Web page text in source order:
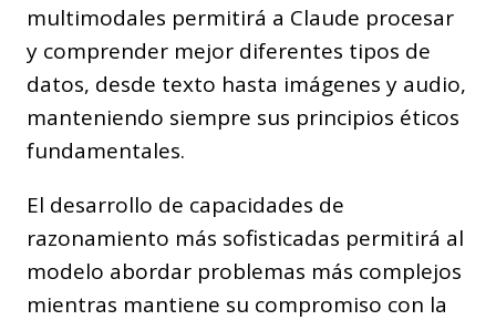
multimodales permitirá a Claude procesar
y comprender mejor diferentes tipos de
datos, desde texto hasta imágenes y audio,
manteniendo siempre sus principios éticos
fundamentales.
El desarrollo de capacidades de
razonamiento más sofisticadas permitirá al
modelo abordar problemas más complejos
mientras mantiene su compromiso con la